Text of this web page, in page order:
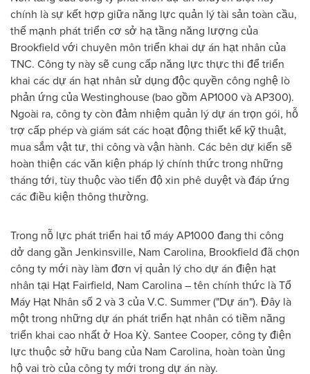
chính là sự kết hợp giữa năng lực quản lý tài sản toàn cầu,
thế mạnh phát triển cơ sở hạ tầng năng lượng của
Brookfield với chuyên môn triển khai dự án hạt nhân của
TNC. Công ty này sẽ cung cấp năng lực thực thi để triển
khai các dự án hạt nhân sử dụng độc quyền công nghệ lò
phản ứng của Westinghouse (bao gồm AP1000 và AP300).
Ngoài ra, công ty còn đảm nhiệm quản lý dự án trọn gói, hỗ
trợ cấp phép và giám sát các hoạt động thiết kế kỹ thuật,
mua sắm vật tư, thi công và vận hành. Các bên dự kiến sẽ
hoàn thiện các văn kiện pháp lý chính thức trong những
tháng tới, tùy thuộc vào tiến độ xin phê duyệt và đáp ứng
các điều kiện thông thường.
Trong nỗ lực phát triển hai tổ máy AP1000 đang thi công
dở dang gần Jenkinsville, Nam Carolina, Brookfield đã chọn
công ty mới này làm đơn vị quản lý cho dự án điện hạt
nhân tại Hạt Fairfield, Nam Carolina – tên chính thức là Tổ
Máy Hạt Nhân số 2 và 3 của V.C. Summer ("Dự án"). Đây là
một trong những dự án phát triển hạt nhân có tiềm năng
triển khai cao nhất ở Hoa Kỳ. Santee Cooper, công ty điện
lực thuộc sở hữu bang của Nam Carolina, hoàn toàn ủng
hộ vai trò của công ty mới trong dự án này.